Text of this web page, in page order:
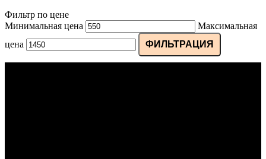
Фильтр по цене
Минимальная цена
Максимальная
цена
ФИЛЬТРАЦИЯ